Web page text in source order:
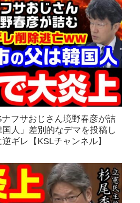
ナフサおじさん境野春彦が詰
人」差別的なデマを投稿し
ギレ【KSLチャンネル】